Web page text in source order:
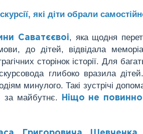
які діти обрали
Саватєєвоі, яка щодня
до дітей, відвідала
сторінок історії. Для
глибоко вразила
минулого. Такі зустрічі
за майбутнє. Ніщо не